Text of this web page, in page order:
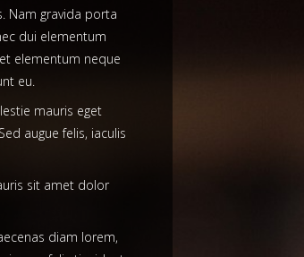
Nam gravida porta
dui elementum
elementum neque
eu.
mauris eget
augue felis, iaculis
sit amet dolor
diam lorem,